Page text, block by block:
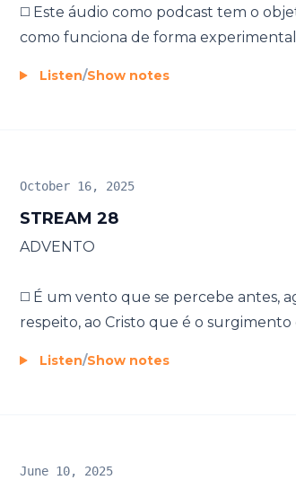
◻️ Este áudio como podcast tem o
como funciona de forma experimental
Listen/Show notes
STREAM 28
October 16, 2025
ADVENTO
◻️ É um vento que se percebe antes,
respeito, ao Cristo que é o surgimento
Listen/Show notes
June 10, 2025